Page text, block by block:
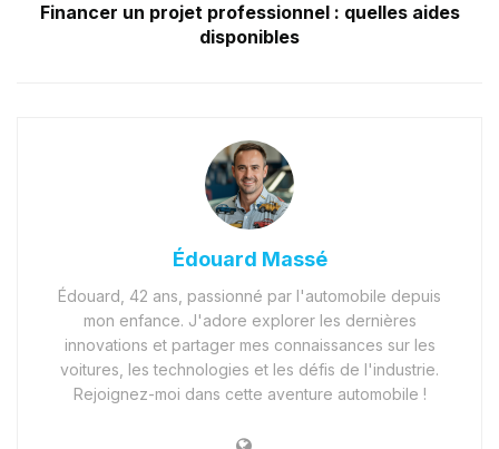
Financer un projet professionnel : quelles aides
disponibles
Édouard Massé
Édouard, 42 ans, passionné par l'automobile depuis
mon enfance. J'adore explorer les dernières
innovations et partager mes connaissances sur les
voitures, les technologies et les défis de l'industrie.
Rejoignez-moi dans cette aventure automobile !